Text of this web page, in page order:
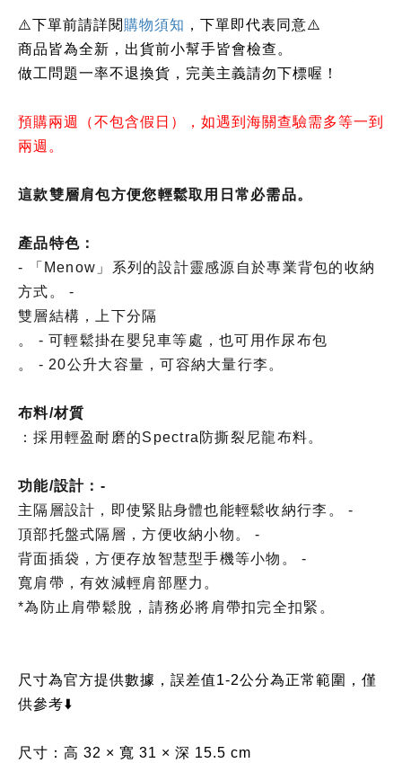
⚠️下單前請詳閱 購物須知 ，下單即代表同意⚠️
商品皆為全新，出貨前小幫手皆會檢查。
做工問題一率不退換貨，完美主義請勿下標喔！
預購兩週（不包含假日），如遇到海關查驗需多等一到
兩週。
這款雙層肩包方便您輕鬆取用日常必需品。
產品特色：
- 「Menow」系列的設計靈感源自於專業背包的收納
方式。 -
雙層結構，上下分隔
。 - 可輕鬆掛在嬰兒車等處，也可用作尿布包
。 - 20公升大容量，可容納大量行李。
布料/材質
：採用輕盈耐磨的Spectra防撕裂尼龍布料。
功能/設計：-
主隔層設計，即使緊貼身體也能輕鬆收納行李。 -
頂部托盤式隔層，方便收納小物。 -
背面插袋，方便存放智慧型手機等小物。 -
寬肩帶，有效減輕肩部壓力。
*為防止肩帶鬆脫，請務必將肩帶扣完全扣緊。
尺寸為官方提供數據，誤差值1-2公分為正常範圍，僅
供參考⬇️
尺寸：高 32 × 寬 31 × 深 15.5 cm